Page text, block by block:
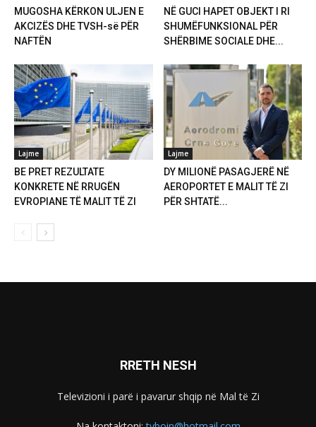
MUGOSHA KËRKON ULJEN E
AKCIZËS DHE TVSH-së PËR
NAFTËN
NË GUCI HAPET OBJEKT I RI
SHUMËFUNKSIONAL PËR
SHËRBIME SOCIALE DHE...
Lajme
BE PRET REZULTATE
KONKRETE NË RRUGËN
EVROPIANE TË MALIT TË ZI
Lajme
DY MILIONË PASAGJERË NË
AEROPORTET E MALIT TË ZI
PËR SHTATË...
RRETH NESH
Televizioni i parë i pavarur shqip në Mal të Zi